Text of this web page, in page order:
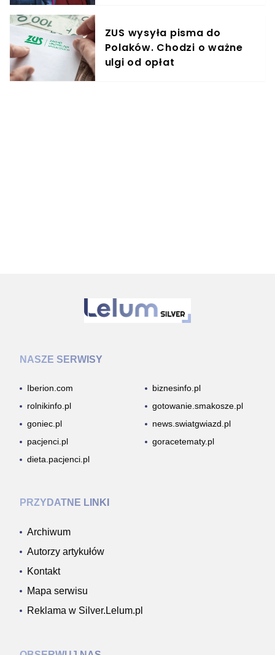
ZUS wysyła pisma do
Polaków. Chodzi o ważne
ulgi od opłat
NASZE SERWISY
Iberion.com
biznesinfo.pl
rolnikinfo.pl
gotowanie.smakosze.pl
goniec.pl
news.swiatgwiazd.pl
pacjenci.pl
goracetematy.pl
dieta.pacjenci.pl
PRZYDATNE LINKI
Archiwum
Autorzy artykułów
Kontakt
Mapa serwisu
Reklama w Silver.Lelum.pl